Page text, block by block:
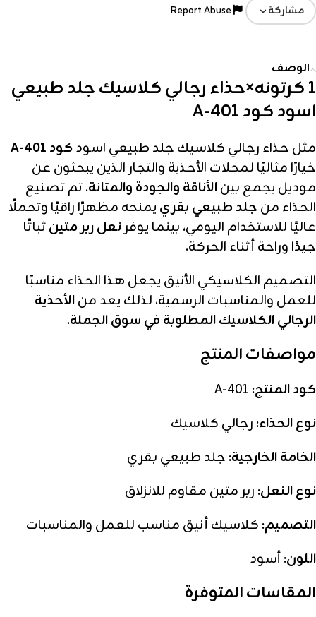
مشاركة
الوصف
1 كرتونه×حذاء رجالي كلاسيك جلد طبيعي
اسود كود A-401
مثل حذاء رجالي كلاسيك جلد طبيعي اسودكود A-401
خيارًا مثاليًا لمحلات الأحذية والتجار الذين يبحثون عن
موديل يجمع بينالأناقة والجودة والمتانة. تم تصنيع
الحذاء من جلد طبيعي بقري يمنحه مظهرًا راقيًا وتحملًا
عاليًا للاستخدام اليومي، بينما يوفرنعل ربر متينثباتًا
جيدًا وراحة أثناء الحركة.
التصميم الكلاسيكي الأنيق يجعل هذا الحذاء مناسبًا
للعمل والمناسبات الرسمية، لذلك يعد منالأحذية
الرجالي الكلاسيك المطلوبة في سوق الجملة.
مواصفات المنتج
كود المنتج:
نوع الحذاء: رجالي كلاسيك
الخامة الخارجية: جلد طبيعي بقري
نوع النعل: ربر متين مقاوم للانزلاق
التصميم: كلاسيك أنيق مناسب للعمل والمناسبات
اللون:أسود
المقاسات المتوفرة